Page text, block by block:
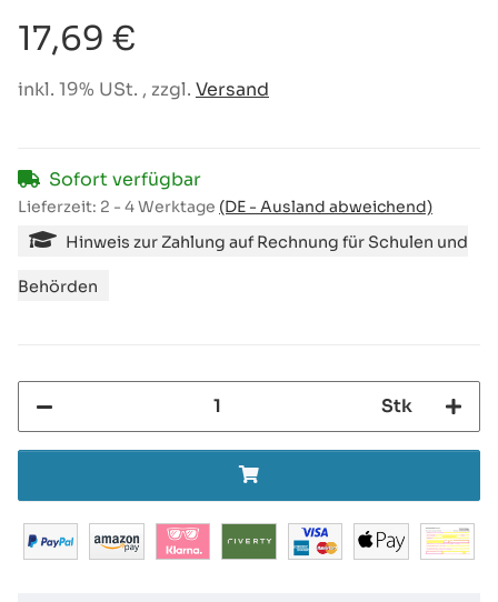
17,69 €
inkl. 19% USt. , zzgl. Versand
Sofort verfügbar
Lieferzeit: 2 - 4 Werktage (DE - Ausland abweichend)
Hinweis zur Zahlung auf Rechnung für Schulen und
Behörden
Stk